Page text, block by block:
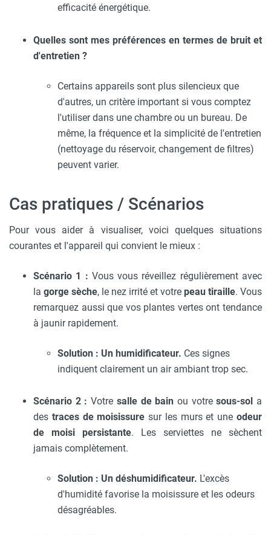
efficacité énergétique.
Quelles sont mes préférences en termes de bruit et
d'entretien ?
Certains appareils sont plus silencieux que
d'autres, un critère important si vous comptez
l'utiliser dans une chambre ou un bureau. De
même, la fréquence et la simplicité de l'entretien
(nettoyage du réservoir, changement de filtres)
peuvent varier.
Cas pratiques / Scénarios
Pour vous aider à visualiser, voici quelques situations
courantes et l'appareil qui convient le mieux :
Scénario 1 : Vous vous réveillez régulièrement avec
la gorge sèche, le nez irrité et votre peau tiraille. Vous
remarquez aussi que vos plantes vertes ont tendance
à jaunir rapidement.
Solution : Un humidificateur. Ces signes
indiquent clairement un air ambiant trop sec.
Scénario 2 : Votre salle de bain ou votresous-sol a
des traces de moisissure sur les murs et uneodeur
de moisi persistante. Les serviettes ne sèchent
jamais complètement.
Solution : Un déshumidificateur. L'excès
d'humidité favorise la moisissure et les odeurs
désagréables.